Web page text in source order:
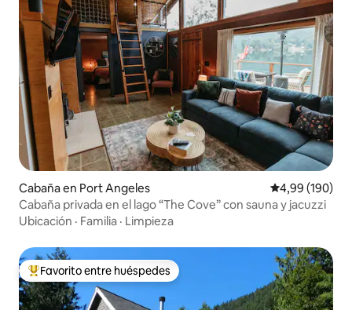
Cabaña en Port Angeles Calificación
4,99 (190)
Cabaña privada en el lago “The Cove” con sauna y jacuzzi
Ubicación · Familia · Limpieza
Favorito entre los huéspedes más destacados
Favorito entre huéspedes